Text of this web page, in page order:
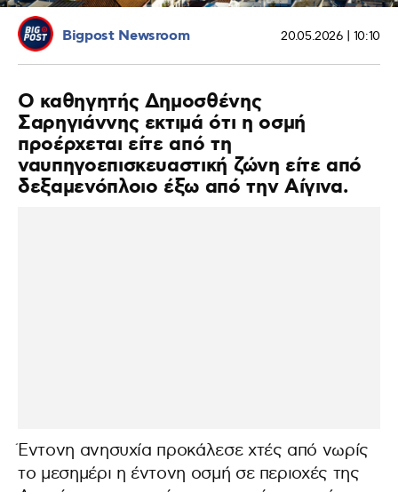
Bigpost Newsroom 20.05.2026 | 10:10
Ο καθηγητής Δημοσθένης
Σαρηγιάννης εκτιμά ότι η οσμή
προέρχεται είτε από τη
ναυπηγοεπισκευαστική ζώνη είτε από
δεξαμενόπλοιο έξω από την Αίγινα.
Έντονη ανησυχία προκάλεσε χτές από νωρίς
το μεσημέρι η έντονη οσμή σε περιοχές της